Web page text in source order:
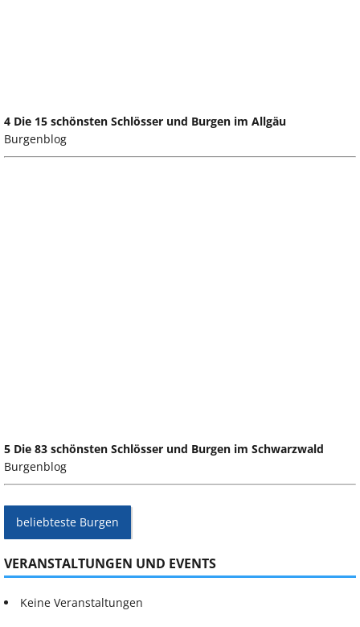
4 Die 15 schönsten Schlösser und Burgen im Allgäu
Burgenblog
5 Die 83 schönsten Schlösser und Burgen im Schwarzwald
Burgenblog
beliebteste Burgen
VERANSTALTUNGEN UND EVENTS
Keine Veranstaltungen